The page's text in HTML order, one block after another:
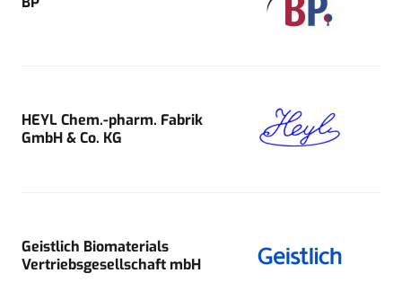
HEYL Chem.-pharm. Fabrik
GmbH & Co. KG
Geistlich Biomaterials
Vertriebsgesellschaft mbH